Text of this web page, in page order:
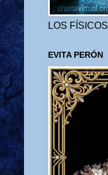
LOS FÍSICOS
EVITA PERÓN